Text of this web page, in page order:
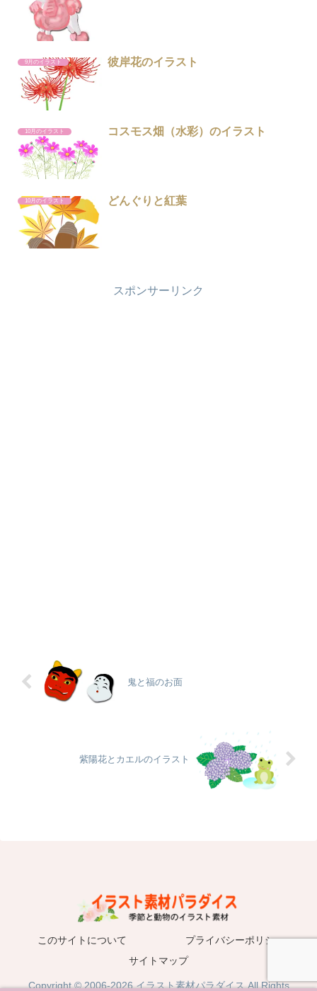
9月のイラスト 彼岸花のイラスト
10月のイラスト コスモス畑（水彩）のイラスト
10月のイラスト どんぐりと紅葉
スポンサーリンク
鬼と福のお面
紫陽花とカエルのイラスト
このサイトについて
プライバシーポリシー
サイトマップ
Copyright © 2006-2026 イラスト素材パラダイス All Rights